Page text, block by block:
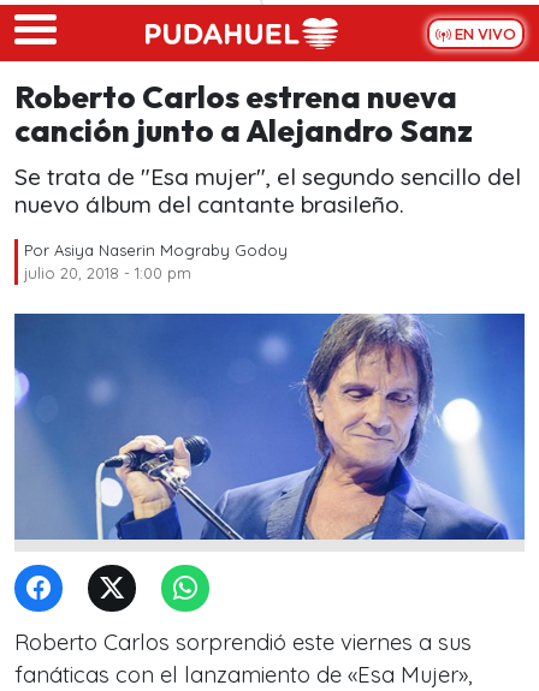
Skip to main content
EN VIVO
Roberto Carlos estrena nueva
canción junto a Alejandro Sanz
Se trata de "Esa mujer", el segundo sencillo del
nuevo álbum del cantante brasileño.
Por Asiya Naserin Mograby Godoy
julio 20, 2018 - 1:00 pm
Roberto Carlos sorprendió este viernes a sus
fanáticas con el lanzamiento de «Esa Mujer»,